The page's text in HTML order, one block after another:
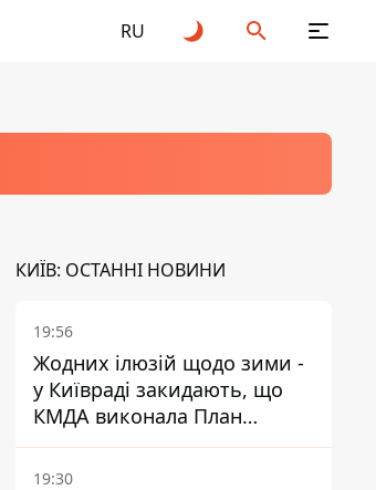
RU
КИЇВ: ОСТАННІ НОВИНИ
19:56
Жодних ілюзій щодо зими -
у Київраді закидають, що
КМДА виконала План
стійкості на 20%
19:30